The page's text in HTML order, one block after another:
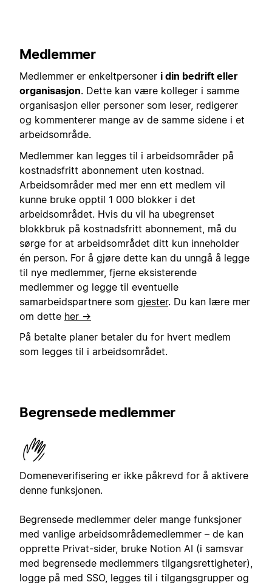
Medlemmer
Medlemmer er enkeltpersoner i din bedrift eller
organisasjon. Dette kan være kolleger i samme
organisasjon eller personer som leser, redigerer
og kommenterer mange av de samme sidene i et
arbeidsområde.
Medlemmer kan legges til i arbeidsområder på
kostnadsfritt abonnement uten kostnad.
Arbeidsområder med mer enn ett medlem vil
kunne bruke opptil 1 000 blokker i det
arbeidsområdet. Hvis du vil ha ubegrenset
blokkbruk på kostnadsfritt abonnement, må du
sørge for at arbeidsområdet ditt kun inneholder
én person. For å gjøre dette kan du unngå å legge
til nye medlemmer, fjerne eksisterende
medlemmer og legge til eventuelle
samarbeidspartnere som gjester. Du kan lære mer
om dette her →
På betalte planer betaler du for hvert medlem
som legges til i arbeidsområdet.
Begrensede medlemmer
Domeneverifisering er ikke påkrevd for å aktivere
denne funksjonen.
Begrensede medlemmer deler mange funksjoner
med vanlige arbeidsområdemedlemmer – de kan
opprette Privat-sider, bruke Notion AI (i samsvar
med begrensede medlemmers tilgangsrettigheter),
logge på med SSO, legges til i tilgangsgrupper og